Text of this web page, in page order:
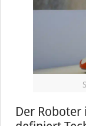
Der Roboter